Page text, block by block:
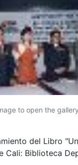
to open the
del Libro
Cali: Biblioteca